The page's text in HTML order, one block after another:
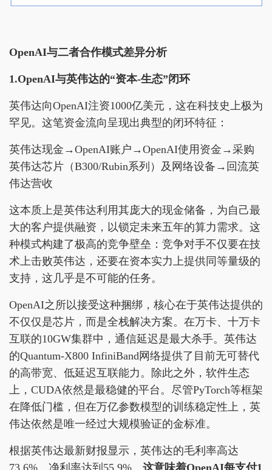
OpenAI与二者合作模式差异分析
1.OpenAI与英伟达的“资本-生态”闭环
英伟达向OpenAI注资1000亿美元，这在科技史上极为
罕见。这笔资金流向呈现出典型的闭环特征：
英伟达现金→OpenAI账户→OpenAI使用资金→采购
英伟达芯片（B300/Rubin系列）及网络设备→回流英
伟达营收
这本质上是英伟达利用其庞大的现金储备，为自己最
大的客户提供融资，以锁定未来五年的算力需求。这
种模式构建了极高的竞争壁垒：竞争对手不仅要在技
术上击败英伟达，还要在资本实力上提供同等量级的
支持，这几乎是不可能的任务。
OpenAI之所以接受这种捆绑，核心在于英伟达提供的
不仅仅是芯片，而是全栈解决方案。在万卡、十万卡
互联的10GW集群中，通信延迟是最大杀手。英伟达
的Quantum-X800 InfiniBand网络提供了目前无可替代
的高带宽、低延迟互联能力。除此之外，软件生态
上，CUDA依然是最稳健的平台。尽管PyTorch等框架
在降低门槛，但在万亿参数模型的训练稳定性上，英
伟达依然是唯一经过大规模验证的金标准。
根据英伟达最新财报显示，英伟达的毛利率高达
73.6%，净利率达到55.9%。 这意味着OpenAI每支付1